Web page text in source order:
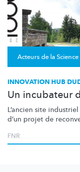
Acteurs de la Science
INNOVATION HUB
Un incubateur
L’ancien site
d’un projet de
FNR